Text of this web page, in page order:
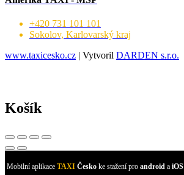
+420 731 101 101
Sokolov, Karlovarský kraj
www.taxicesko.cz | Vytvoril DARDEN s.r.o.
Košík
Mobilní aplikace TAXI Česko ke stažení pro android a iOS